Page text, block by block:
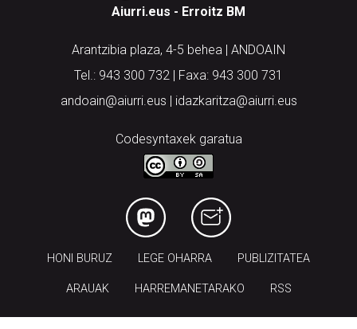
Aiurri.eus - Erroitz BM
Arantzibia plaza, 4-5 behea | ANDOAIN
Tel.: 943 300 732 | Faxa: 943 300 731
andoain@aiurri.eus | idazkaritza@aiurri.eus
Codesyntaxek garatua
HONI BURUZ LEGE OHARRA PUBLIZITATEA
ARAUAK HARREMANETARAKO RSS